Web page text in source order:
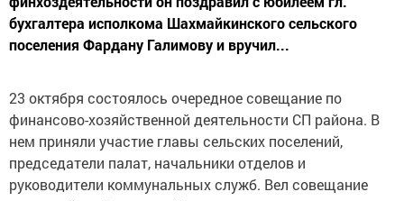
бухгалтера исполкома Шахмайкинского сельского
поселения Фардану Галимову и вручил...
23 октября состоялось очередное совещание по
финансово-хозяйственной деятельности СП района. В
нем приняли участие главы сельских поселений,
председатели палат, начальники отделов и
руководители коммунальных служб. Вел совещание